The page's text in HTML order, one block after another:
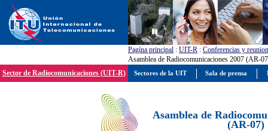
Pagína principal : UIT-R : Conferencias y
Asamblea de Radiocomunicaciones 2007 (AR-
Sector de Radiocomunicaciones (UIT-R)
Asamblea de
(AR-07)
Sectores de la UIT Sala de prensa